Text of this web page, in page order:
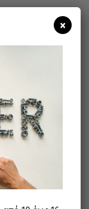
Καλάθι
×